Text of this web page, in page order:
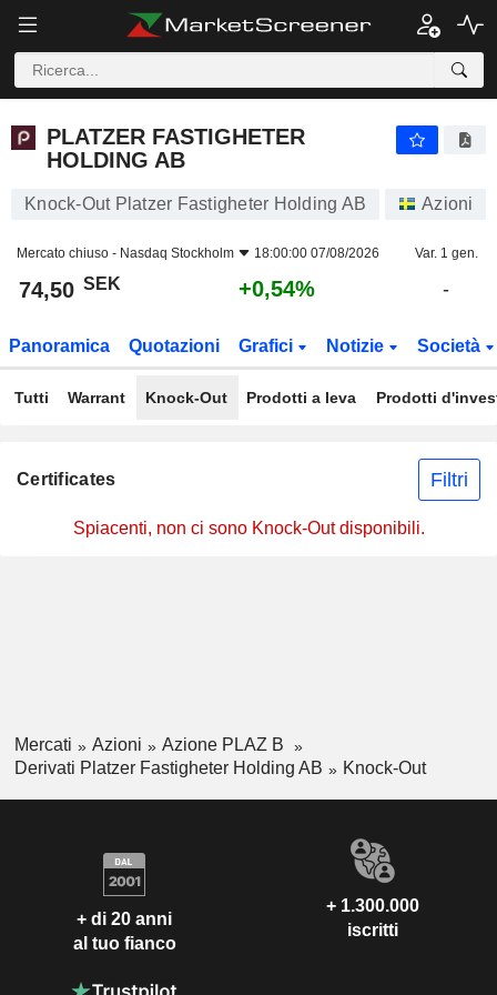
PLATZER FASTIGHETER
HOLDING AB
Knock-Out Platzer Fastigheter Holding AB Azioni
Mercato chiuso - Nasdaq Stockholm 18:00:00 07/08/2026 Var. 1 gen.
74,50 SEK +0,54% -
Panoramica Quotazioni Grafici Notizie Società
Tutti Warrant Knock-Out Prodotti a leva Prodotti
Certificates Filtri
Spiacenti, non ci sono Knock-Out disponibili.
Mercati Azioni
Azione PLAZ B
Derivati Platzer Fastigheter Holding AB
Knock-Out
+ di 20 anni
al tuo fianco
+ 1.300.000
iscritti